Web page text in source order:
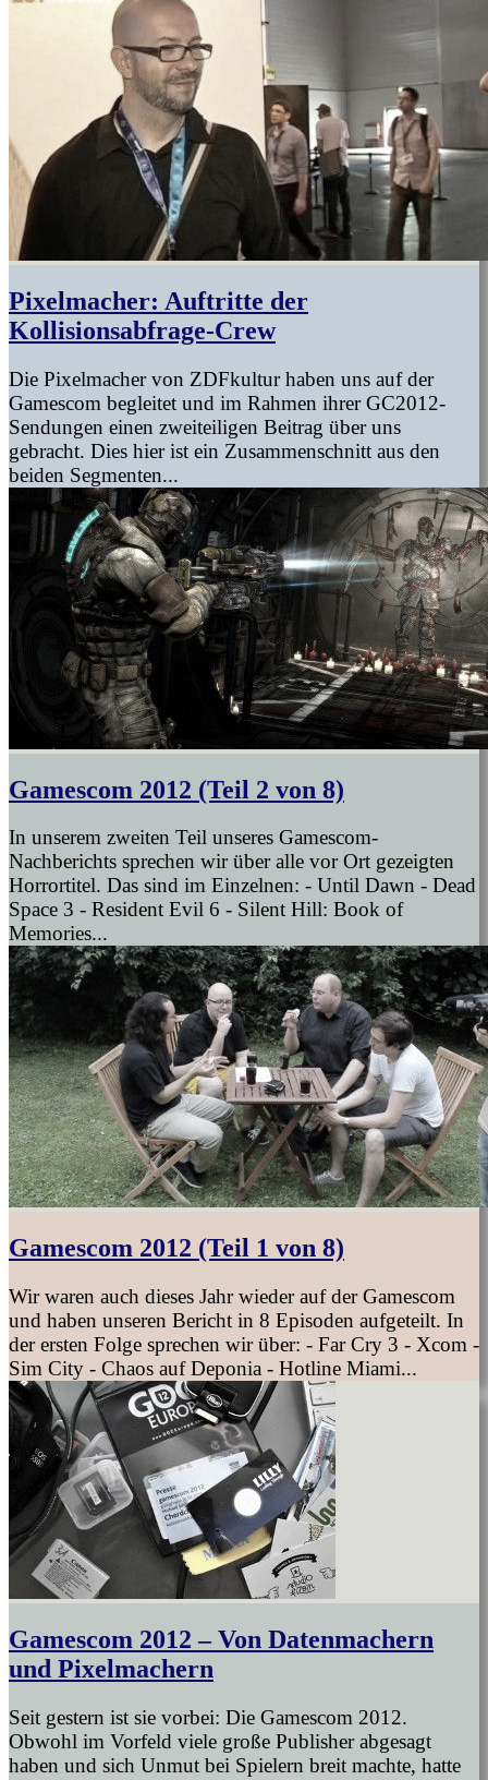
Pixelmacher: Auftritte der
Kollisionsabfrage-Crew
Die Pixelmacher von ZDFkultur haben uns auf der
Gamescom begleitet und im Rahmen ihrer GC2012-
Sendungen einen zweiteiligen Beitrag über uns
gebracht. Dies hier ist ein Zusammenschnitt aus den
beiden Segmenten...
Gamescom 2012 (Teil 2 von 8)
In unserem zweiten Teil unseres Gamescom-
Nachberichts sprechen wir über alle vor Ort gezeigten
Horrortitel. Das sind im Einzelnen: - Until Dawn - Dead
Space 3 - Resident Evil 6 - Silent Hill: Book of
Memories...
Gamescom 2012 (Teil 1 von 8)
Wir waren auch dieses Jahr wieder auf der Gamescom
und haben unseren Bericht in 8 Episoden aufgeteilt. In
der ersten Folge sprechen wir über: - Far Cry 3 - Xcom -
Sim City - Chaos auf Deponia - Hotline Miami...
Gamescom 2012 – Von Datenmachern
und Pixelmachern
Seit gestern ist sie vorbei: Die Gamescom 2012.
Obwohl im Vorfeld viele große Publisher abgesagt
haben und sich Unmut bei Spielern breit machte, hatte